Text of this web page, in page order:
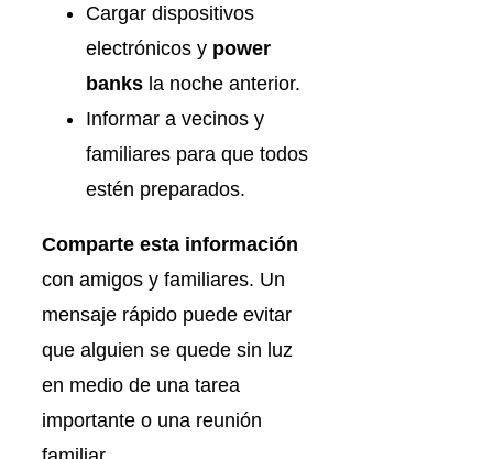
Cargar dispositivos
electrónicos y power
banks la noche anterior.
Informar a vecinos y
familiares para que todos
estén preparados.
Comparte esta información
con amigos y familiares. Un
mensaje rápido puede evitar
que alguien se quede sin luz
en medio de una tarea
importante o una reunión